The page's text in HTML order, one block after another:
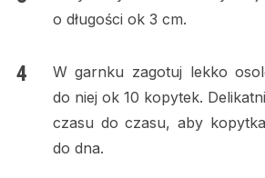
o długości ok 3 cm.
W garnku zagotuj lekko
do niej ok 10 kopytek.
czasu do czasu, aby
do dna.